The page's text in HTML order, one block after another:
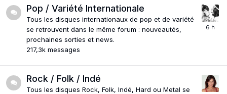
Pop / Variété Internationale
Tous les disques internationaux de pop et de variété
se retrouvent dans le même forum : nouveautés,
prochaines sorties et news.
217,3k messages
Rock / Folk / Indé
Tous les disques Rock, Folk, Indé, Hard ou Metal se